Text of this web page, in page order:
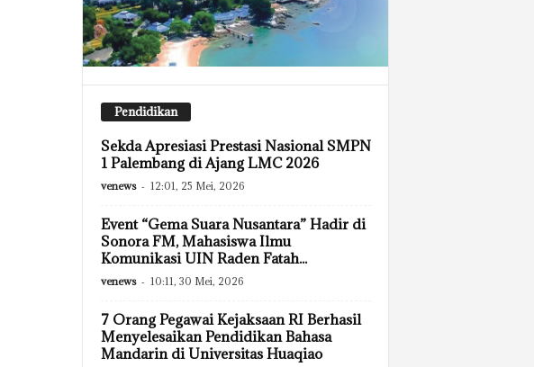
Pendidikan
Sekda Apresiasi Prestasi Nasional SMPN
1 Palembang di Ajang LMC 2026
venews - 12:01, 25 Mei, 2026
Event “Gema Suara Nusantara” Hadir di
Sonora FM, Mahasiswa Ilmu
Komunikasi UIN Raden Fatah...
venews - 10:11, 30 Mei, 2026
7 Orang Pegawai Kejaksaan RI Berhasil
Menyelesaikan Pendidikan Bahasa
Mandarin di Universitas Huaqiao